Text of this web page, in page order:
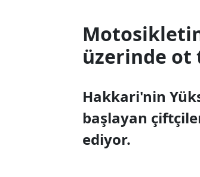
üzerinde ot
Hakkari'nin
başlayan
ediyor.